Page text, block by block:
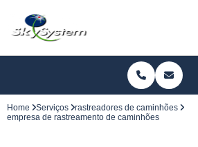
Home Serviços
rastreadores de caminhões
empresa de rastreamento de caminhões